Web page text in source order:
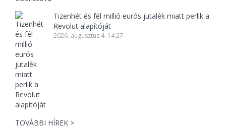
Tizenhét és fél millió eurós jutalék miatt perlik a
Revolut alapítóját
2026. augusztus 4. 14:27
TOVÁBBI HÍREK >